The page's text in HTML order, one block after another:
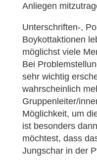
Anliegen
Unterschriften-,
Boykottaktionen
möglichst viele
Bei
sehr wichtig
wahrscheinlich
Gruppenleiter/
Möglichkeit, um
ist besonders
möchtest, dass
Jungschar in der